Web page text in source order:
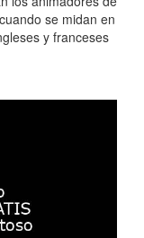
se midan en
y franceses